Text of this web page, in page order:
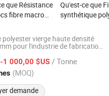
que Résistance
fibre macro
Qu'est-ce que
synthétique
performance
polyester vierge haute densité
pour l'industrie de fabrication
1 000,00 $US / Tonne
(MOQ)
demande
Co., Ltd.
2025